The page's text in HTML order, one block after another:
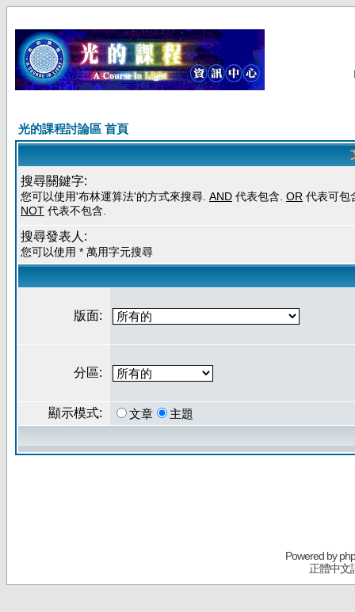
光的課程討論區 首頁
搜尋關鍵字:
您可以使用'布林運算法'的方式來搜尋. AND 代表包含. OR 代表可包
NOT 代表不包含.
搜尋發表人:
您可以使用 * 萬用字元搜尋
版面:
分區:
顯示模式: 文章 主題
Powered by
正體中文